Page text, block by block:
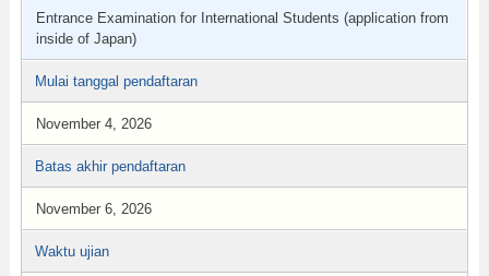
Entrance Examination for International Students (application from
inside of Japan)
Mulai tanggal pendaftaran
November 4, 2026
Batas akhir pendaftaran
November 6, 2026
Waktu ujian